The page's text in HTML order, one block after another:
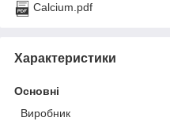
Calcium.pdf
Характеристики
Основні
Виробник